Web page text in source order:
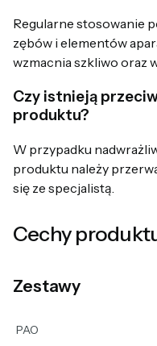
Regularne stosowanie
zębów i elementów
wzmacnia szkliwo oraz
Czy istnieją
produktu?
W przypadku
produktu należy
się ze specjalistą.
Cechy
Zestawy
PAO